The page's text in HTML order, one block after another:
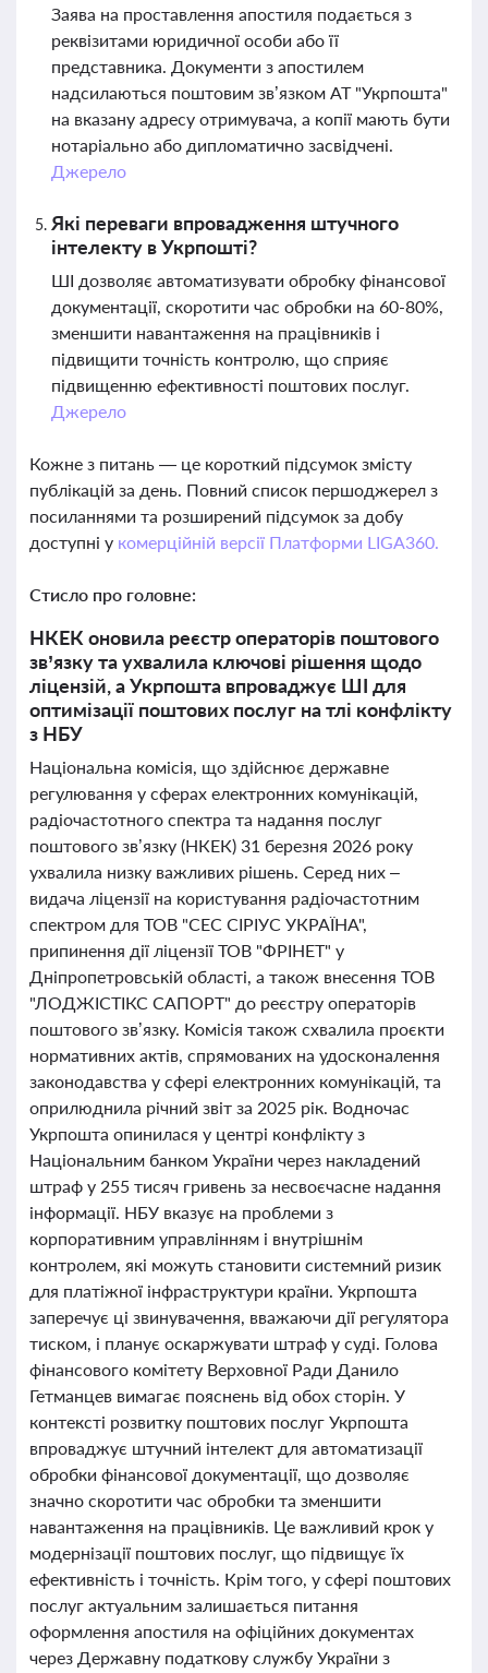
Заява на проставлення апостиля подається з
реквізитами юридичної особи або її
представника. Документи з апостилем
надсилаються поштовим зв’язком АТ "Укрпошта"
на вказану адресу отримувача, а копії мають бути
нотаріально або дипломатично засвідчені.
Джерело
Які переваги впровадження штучного
інтелекту в Укрпошті?
ШІ дозволяє автоматизувати обробку фінансової
документації, скоротити час обробки на 60-80%,
зменшити навантаження на працівників і
підвищити точність контролю, що сприяє
підвищенню ефективності поштових послуг.
Джерело
Кожне з питань — це короткий підсумок змісту
публікацій за день. Повний список першоджерел з
посиланнями та розширений підсумок за добу
доступні у комерційній версії Платформи LIGA360.
Стисло про головне:
НКЕК оновила реєстр операторів поштового
зв’язку та ухвалила ключові рішення щодо
ліцензій, а Укрпошта впроваджує ШІ для
оптимізації поштових послуг на тлі конфлікту
з НБУ
Національна комісія, що здійснює державне
регулювання у сферах електронних комунікацій,
радіочастотного спектра та надання послуг
поштового зв’язку (НКЕК) 31 березня 2026 року
ухвалила низку важливих рішень. Серед них –
видача ліцензії на користування радіочастотним
спектром для ТОВ "СЕС СІРІУС УКРАЇНА",
припинення дії ліцензії ТОВ "ФРІНЕТ" у
Дніпропетровській області, а також внесення ТОВ
"ЛОДЖІСТІКС САПОРТ" до реєстру операторів
поштового зв’язку. Комісія також схвалила проєкти
нормативних актів, спрямованих на удосконалення
законодавства у сфері електронних комунікацій, та
оприлюднила річний звіт за 2025 рік. Водночас
Укрпошта опинилася у центрі конфлікту з
Національним банком України через накладений
штраф у 255 тисяч гривень за несвоєчасне надання
інформації. НБУ вказує на проблеми з
корпоративним управлінням і внутрішнім
контролем, які можуть становити системний ризик
для платіжної інфраструктури країни. Укрпошта
заперечує ці звинувачення, вважаючи дії регулятора
тиском, і планує оскаржувати штраф у суді. Голова
фінансового комітету Верховної Ради Данило
Гетманцев вимагає пояснень від обох сторін. У
контексті розвитку поштових послуг Укрпошта
впроваджує штучний інтелект для автоматизації
обробки фінансової документації, що дозволяє
значно скоротити час обробки та зменшити
навантаження на працівників. Це важливий крок у
модернізації поштових послуг, що підвищує їх
ефективність і точність. Крім того, у сфері поштових
послуг актуальним залишається питання
оформлення апостиля на офіційних документах
через Державну податкову службу України з